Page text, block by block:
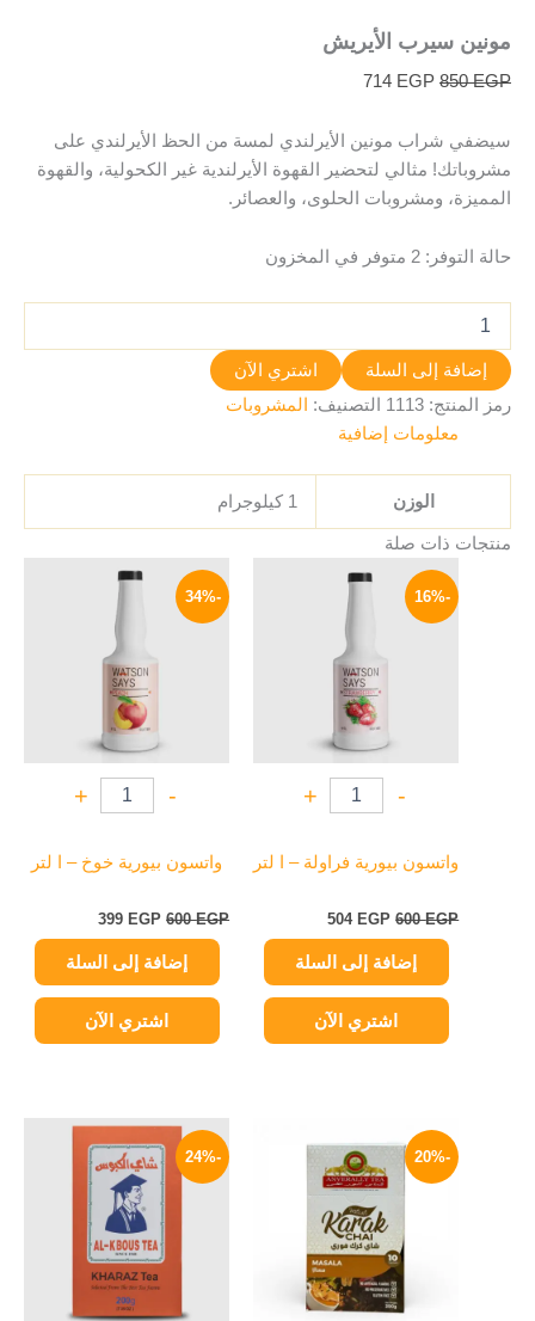
مونين سيرب الأيريش
850EGP
714 EGP
سيضفي شراب مونين الأيرلندي لمسة من الحظ الأيرلندي على
مشروباتك! مثالي لتحضير القهوة الأيرلندية غير الكحولية، والقهوة
المميزة، ومشروبات الحلوى، والعصائر.
حالة التوفر: 2 متوفر في المخزون
إضافة إلى السلة
اشتري الآن
رمز المنتج: 1113 التصنيف:
المشروبات
معلومات إضافية
الوزن 1 كيلوجرام
منتجات ذات صلة
-16%
-
+
واتسون بيورية فراولة – ا لتر
600EGP
الأصلي
504 EGP
إضافة إلى السلة
اشتري الآن
-34%
-
+
واتسون بيورية خوخ – ا لتر
600EGP
السعر
الأصلي
399 EGP
إضافة إلى السلة
اشتري الآن
-20%
السعر:
⁦209 EGP⁩
هناك
العديد
من
المختلفة
-24%
السعر
الأصلي
هو:
119 EGP.
السعر
الحالي
هو: